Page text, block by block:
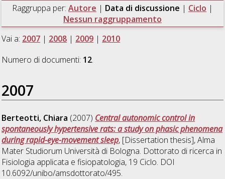
Raggruppa per: Autore | Data di discussione | Ciclo |
Nessun raggruppamento
Vai a: 2007 | 2008 | 2009 | 2010
Numero di documenti: 12.
2007
Berteotti, Chiara (2007) Central autonomic control in
spontaneously hypertensive rats: a study on phasic phenomena
during rapid-eye-movement sleep, [Dissertation thesis], Alma
Mater Studiorum Università di Bologna. Dottorato di ricerca in
Fisiologia applicata e fisiopatologia, 19 Ciclo. DOI
10.6092/unibo/amsdottorato/495.